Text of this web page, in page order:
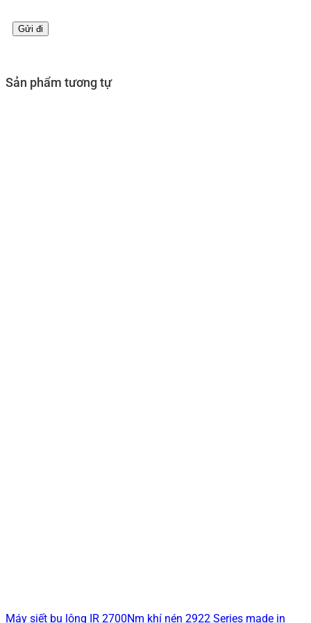
Sản phẩm tương tự
Máy siết bu lông IR 2700Nm khí nén 2922 Series made in